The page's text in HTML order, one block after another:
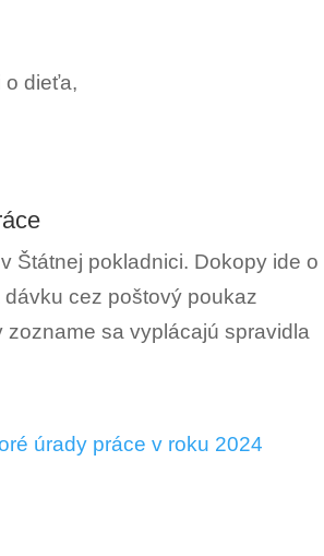
o dieťa,
Štátnej pokladnici. Dokopy ide o
cez poštový poukaz
sa vyplácajú spravidla
úrady práce v roku 2024